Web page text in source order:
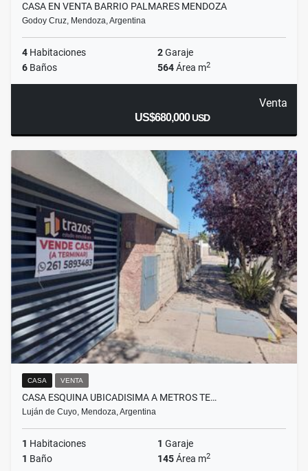
CASA EN VENTA BARRIO PALMARES MENDOZA
Godoy Cruz, Mendoza, Argentina
4 Habitaciones 2Garaje
6 Baños 564Área m2
Venta
US$680,000USD
CASA VENTA
CASA ESQUINA UBICADISIMA A METROS TE…
Luján de Cuyo, Mendoza, Argentina
1 Habitaciones 1 Garaje
1 Baño 145Área m2